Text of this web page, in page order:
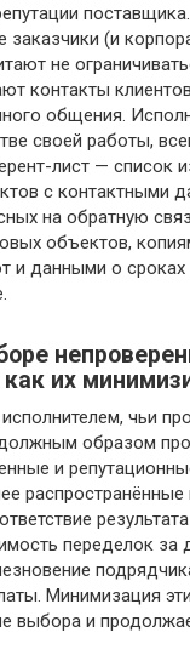
(и
не
контакты
общения.
своей работы,
лист — список
с контактными
на обратную
объектов,
и данными о сроках
их
чьи
образом
и
переделок за
Минимизация
выбора и